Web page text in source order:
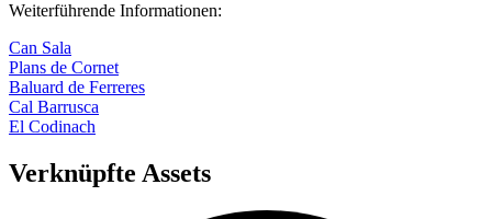
Weiterführende Informationen:
Can Sala
Plans de Cornet
Baluard de Ferreres
Cal Barrusca
El Codinach
Verknüpfte Assets